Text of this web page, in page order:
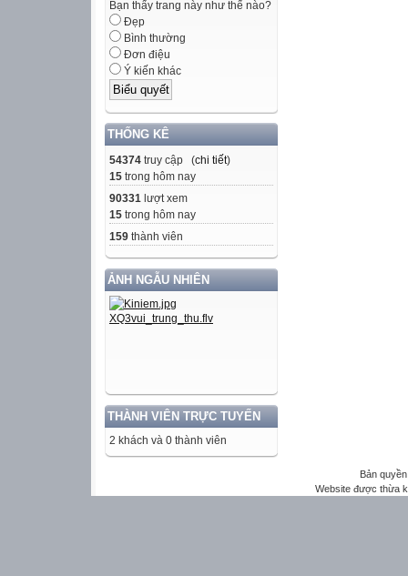
Bạn thấy trang này như thế nào?
Đẹp
Bình thường
Đơn điệu
Ý kiến khác
THỐNG KÊ
54374 truy cập (chi tiết)
15 trong hôm nay
90331 lượt xem
15 trong hôm nay
159 thành viên
ẢNH NGẪU NHIÊN
THÀNH VIÊN TRỰC TUYẾN
2 khách và 0 thành viên
Bản
Website được thừa